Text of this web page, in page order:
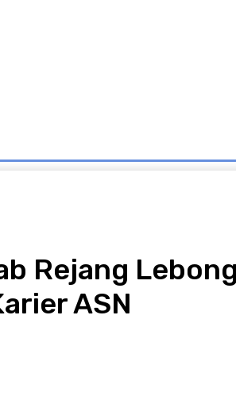
Rejang
ASN